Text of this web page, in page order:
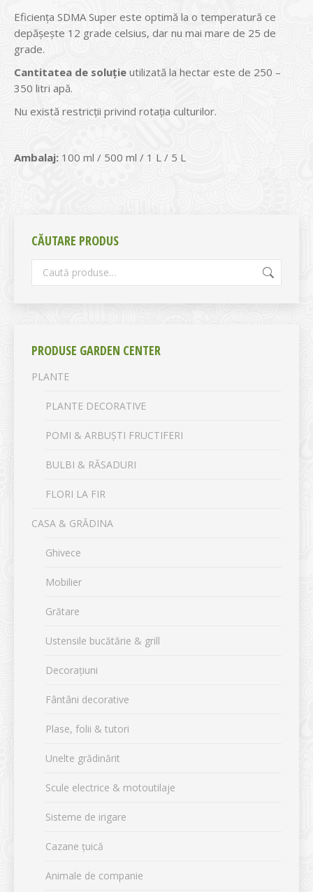
Eficienţa SDMA Super este optimă la o temperatură ce
depăşeşte 12 grade celsius, dar nu mai mare de 25 de
grade.
Cantitatea de soluţie utilizată la hectar este de 250 –
350 litri apă.
Nu există restricţii privind rotația culturilor.
Ambalaj: 100 ml / 500 ml / 1 L / 5 L
CĂUTARE PRODUS
PRODUSE GARDEN CENTER
PLANTE
PLANTE DECORATIVE
POMI & ARBUȘTI FRUCTIFERI
BULBI & RĂSADURI
FLORI LA FIR
CASA & GRĂDINA
Ghivece
Mobilier
Grătare
Ustensile bucătărie & grill
Decorațiuni
Fântâni decorative
Plase, folii & tutori
Unelte grădinărit
Scule electrice & motoutilaje
Sisteme de irigare
Cazane țuică
Animale de companie